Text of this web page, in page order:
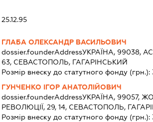
25.12.95
ГЛАБА ОЛЕКСАНДР ВАСИЛЬОВИЧ
dossier.founderAddressУКРАЇНА, 99038,
63, СЕВАСТОПОЛЬ, ГАГАРІНСЬКИЙ
Розмір внеску до статутного фонду (грн.):
ГУНЧЕНКО ІГОР АНАТОЛІЙОВИЧ
dossier.founderAddressУКРАЇНА, 99057,
РЕВОЛЮЦІЇ, 29, 14, СЕВАСТОПОЛЬ,
Розмір внеску до статутного фонду (грн.):